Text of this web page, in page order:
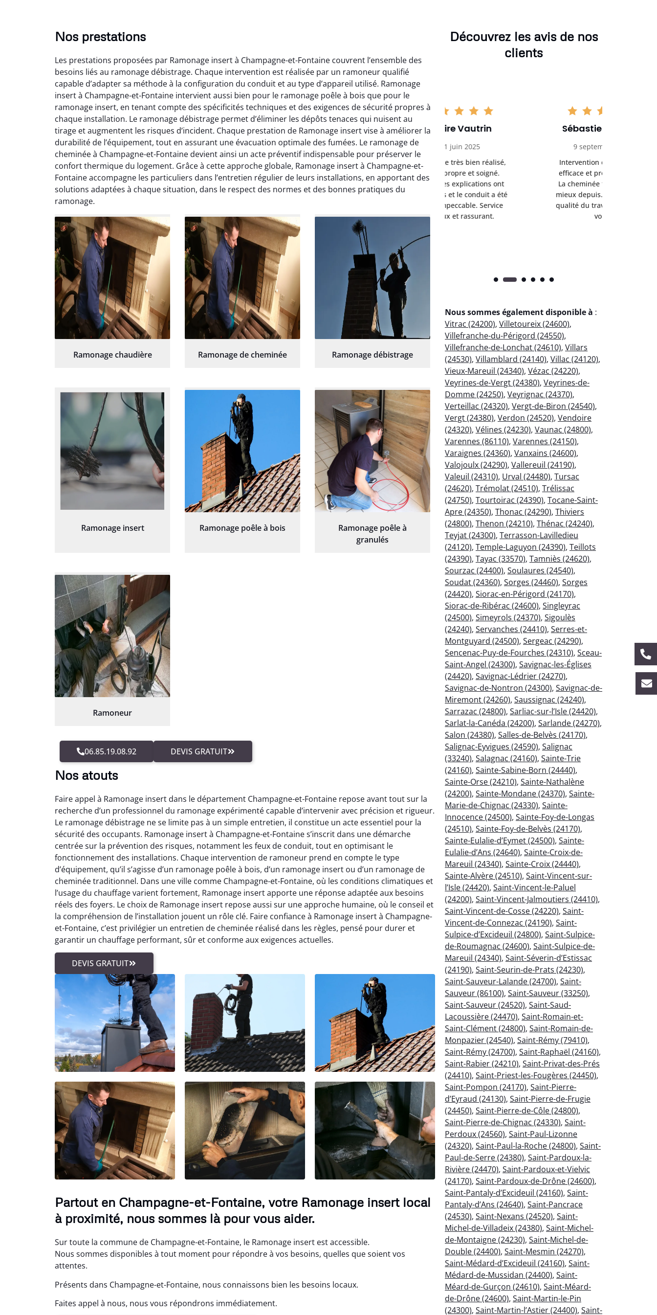
Nos prestations
Les prestations proposées par Ramonage insert à Champagne-et-Fontaine couvrent l’ensemble des
besoins liés au ramonage débistrage. Chaque intervention est réalisée par un ramoneur qualifié
capable d’adapter sa méthode à la configuration du conduit et au type d’appareil utilisé. Ramonage
insert à Champagne-et-Fontaine intervient aussi bien pour le ramonage poêle à bois que pour le
ramonage insert, en tenant compte des spécificités techniques et des exigences de sécurité propres à
chaque installation. Le ramonage débistrage permet d’éliminer les dépôts tenaces qui nuisent au
tirage et augmentent les risques d’incident. Chaque prestation de Ramonage insert vise à améliorer la
durabilité de l’équipement, tout en assurant une évacuation optimale des fumées. Le ramonage de
cheminée à Champagne-et-Fontaine devient ainsi un acte préventif indispensable pour préserver le
confort thermique du logement. Grâce à cette approche globale, Ramonage insert à Champagne-et-
Fontaine accompagne les particuliers dans l’entretien régulier de leurs installations, en apportant des
solutions adaptées à chaque situation, dans le respect des normes et des bonnes pratiques du
ramonage.
Ramonage chaudière Ramonage de cheminée Ramonage débistrage
Ramonage insert Ramonage poêle à bois
Ramonage poêle à
granulés
Ramoneur
06.85.19.08.92 DEVIS GRATUIT
Nos atouts
Faire appel à Ramonage insert dans le département Champagne-et-Fontaine repose avant tout sur la
recherche d’un professionnel du ramonage expérimenté capable d’intervenir avec précision et rigueur.
Le ramonage débistrage ne se limite pas à un simple entretien, il constitue un acte essentiel pour la
sécurité des occupants. Ramonage insert à Champagne-et-Fontaine s’inscrit dans une démarche
centrée sur la prévention des risques, notamment les feux de conduit, tout en optimisant le
fonctionnement des installations. Chaque intervention de ramoneur prend en compte le type
d’équipement, qu’il s’agisse d’un ramonage poêle à bois, d’un ramonage insert ou d’un ramonage de
cheminée traditionnel. Dans une ville comme Champagne-et-Fontaine, où les conditions climatiques et
l’usage du chauffage varient fortement, Ramonage insert apporte une réponse adaptée aux besoins
réels des foyers. Le choix de Ramonage insert repose aussi sur une approche humaine, où le conseil et
la compréhension de l’installation jouent un rôle clé. Faire confiance à Ramonage insert à Champagne-
et-Fontaine, c’est privilégier un entretien de cheminée réalisé dans les règles, pensé pour durer et
garantir un chauffage performant, sûr et conforme aux exigences actuelles.
DEVIS GRATUIT
Partout en Champagne-et-Fontaine, votre Ramonage insert local
à proximité, nous sommes là pour vous aider.
Sur toute la commune de Champagne-et-Fontaine, le Ramonage insert est accessible.
Nous sommes disponibles à tout moment pour répondre à vos besoins, quelles que soient vos
attentes.
Présents dans Champagne-et-Fontaine, nous connaissons bien les besoins locaux.
Faites appel à nous, nous vous répondrons immédiatement.
Découvrez les avis de nos
clients
Loïc Marchand
24 janvier 2026
Très bon travail de
débistrage et ramonage.
Cheminée parfaitement
nettoyée et fonctionnement
recommande sans
hésitation.
Claire Vautrin
21 juin 2025
Ramonage très bien réalisé,
travail propre et soigné.
Toutes les explications ont
été claires et le conduit a été
sérieux et rassurant.
Sébastien Collard
Intervention de débistrage
efficace et professionnelle.
La cheminée tire beaucoup
mieux depuis. Ponctualité et
qualité du travail au rendez-
Nous sommes également disponible à :
Vitrac (24200), Villetoureix (24600),
Villefranche-du-Périgord (24550),
Villefranche-de-Lonchat (24610), Villars
(24530), Villamblard (24140), Villac (24120),
Vieux-Mareuil (24340), Vézac (24220),
Veyrines-de-Vergt (24380), Veyrines-de-
Domme (24250), Veyrignac (24370),
Verteillac (24320), Vergt-de-Biron (24540),
Vergt (24380), Verdon (24520), Vendoire
(24320), Vélines (24230), Vaunac (24800),
Varennes (86110), Varennes (24150),
Varaignes (24360), Vanxains (24600),
Valojoulx (24290), Vallereuil (24190),
Valeuil (24310), Urval (24480), Tursac
(24620), Trémolat (24510), Trélissac
(24750), Tourtoirac (24390), Tocane-Saint-
Apre (24350), Thonac (24290), Thiviers
(24800), Thenon (24210), Thénac (24240),
Teyjat (24300), Terrasson-Lavilledieu
(24120), Temple-Laguyon (24390), Teillots
(24390), Tayac (33570), Tamniès (24620),
Sourzac (24400), Soulaures (24540),
Soudat (24360), Sorges (24460), Sorges
(24420), Siorac-en-Périgord (24170),
Siorac-de-Ribérac (24600), Singleyrac
(24500), Simeyrols (24370), Sigoulès
(24240), Servanches (24410), Serres-et-
Montguyard (24500), Sergeac (24290),
Sencenac-Puy-de-Fourches (24310), Sceau-
Saint-Angel (24300), Savignac-les-Églises
(24420), Savignac-Lédrier (24270),
Savignac-de-Nontron (24300), Savignac-de-
Miremont (24260), Saussignac (24240),
Sarrazac (24800), Sarliac-sur-l’Isle (24420),
Sarlat-la-Canéda (24200), Sarlande (24270),
Salon (24380), Salles-de-Belvès (24170),
Salignac-Eyvigues (24590), Salignac
(33240), Salagnac (24160), Sainte-Trie
(24160), Sainte-Sabine-Born (24440),
Sainte-Orse (24210), Sainte-Nathalène
(24200), Sainte-Mondane (24370), Sainte-
Marie-de-Chignac (24330), Sainte-
Innocence (24500), Sainte-Foy-de-Longas
(24510), Sainte-Foy-de-Belvès (24170),
Sainte-Eulalie-d’Eymet (24500), Sainte-
Eulalie-d’Ans (24640), Sainte-Croix-de-
Mareuil (24340), Sainte-Croix (24440),
Sainte-Alvère (24510), Saint-Vincent-sur-
l’Isle (24420), Saint-Vincent-le-Paluel
(24200), Saint-Vincent-Jalmoutiers (24410),
Saint-Vincent-de-Cosse (24220), Saint-
Vincent-de-Connezac (24190), Saint-
Sulpice-d’Excideuil (24800), Saint-Sulpice-
de-Roumagnac (24600), Saint-Sulpice-de-
Mareuil (24340), Saint-Séverin-d’Estissac
(24190), Saint-Seurin-de-Prats (24230),
Saint-Sauveur-Lalande (24700), Saint-
Sauveur (86100), Saint-Sauveur (33250),
Saint-Sauveur (24520), Saint-Saud-
Lacoussière (24470), Saint-Romain-et-
Saint-Clément (24800), Saint-Romain-de-
Monpazier (24540), Saint-Rémy (79410),
Saint-Rémy (24700), Saint-Raphaël (24160),
Saint-Rabier (24210), Saint-Privat-des-Prés
(24410), Saint-Priest-les-Fougères (24450),
Saint-Pompon (24170), Saint-Pierre-
d’Eyraud (24130), Saint-Pierre-de-Frugie
(24450), Saint-Pierre-de-Côle (24800),
Saint-Pierre-de-Chignac (24330), Saint-
Perdoux (24560), Saint-Paul-Lizonne
(24320), Saint-Paul-la-Roche (24800), Saint-
Paul-de-Serre (24380), Saint-Pardoux-la-
Rivière (24470), Saint-Pardoux-et-Vielvic
(24170), Saint-Pardoux-de-Drône (24600),
Saint-Pantaly-d’Excideuil (24160), Saint-
Pantaly-d’Ans (24640), Saint-Pancrace
(24530), Saint-Nexans (24520), Saint-
Michel-de-Villadeix (24380), Saint-Michel-
de-Montaigne (24230), Saint-Michel-de-
Double (24400), Saint-Mesmin (24270),
Saint-Médard-d’Excideuil (24160), Saint-
Médard-de-Mussidan (24400), Saint-
Méard-de-Gurçon (24610), Saint-Méard-
de-Drône (24600), Saint-Martin-le-Pin
(24300), Saint-Martin-l’Astier (24400), Saint-